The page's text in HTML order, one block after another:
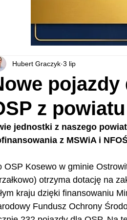
z
Hubert Graczyk 3 lip
jednostki z naszego
z MSWiA i
OSP Kosewo w gminie
otrzyma dotację na
kraju dzięki finansowaniu
Fundusz Ochrony